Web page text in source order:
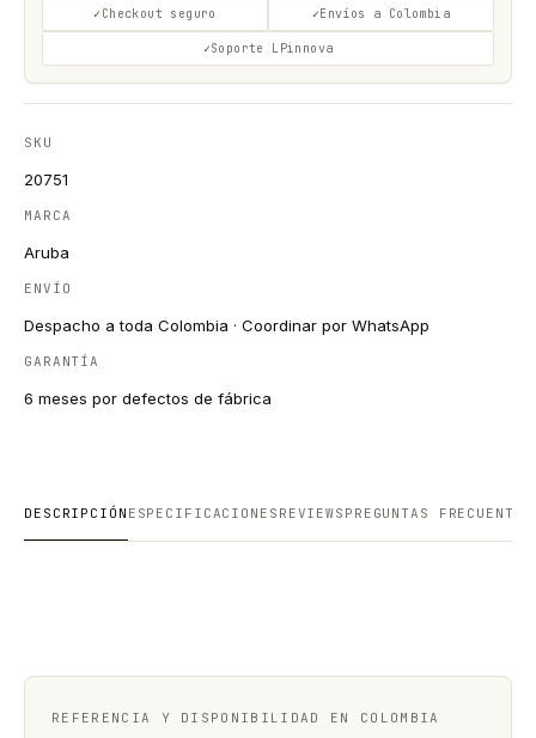
Checkout seguro Envíos a Colombia
Soporte LPinnova
SKU
20751
MARCA
Aruba
ENVÍO
Despacho a toda Colombia · Coordinar por WhatsApp
GARANTÍA
6 meses por defectos de fábrica
DESCRIPCIÓN ESPECIFICACIONES REVIEWS PREGUNTAS FRECUENTES
REFERENCIA Y DISPONIBILIDAD EN COLOMBIA